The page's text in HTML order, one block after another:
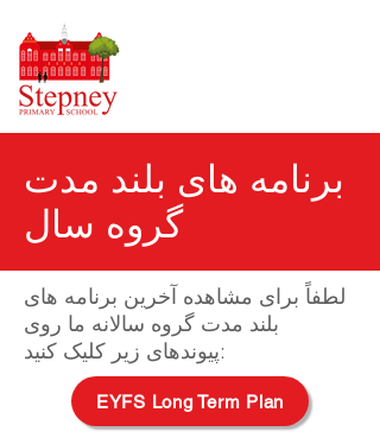
برنامه های بلند مدت
گروه سال
لطفاً برای مشاهده آخرین برنامه های
بلند مدت گروه سالانه ما روی
پیوندهای زیر کلیک کنید:
EYFS Long Term Plan